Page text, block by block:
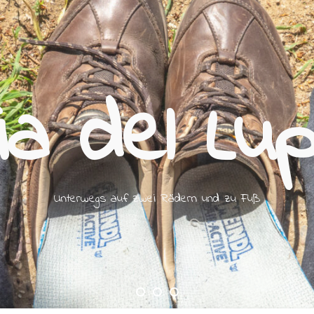
del
Unterwegs auf zwei Rädern und zu Fuß